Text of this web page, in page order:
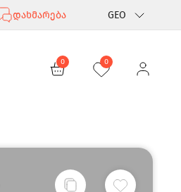
დახმარება GEO
Rus
0 0